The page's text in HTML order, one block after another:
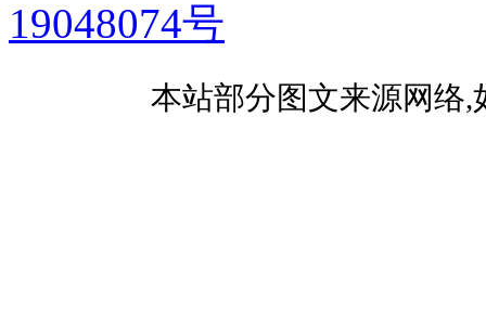
19048074号
本站部分图文来源网络